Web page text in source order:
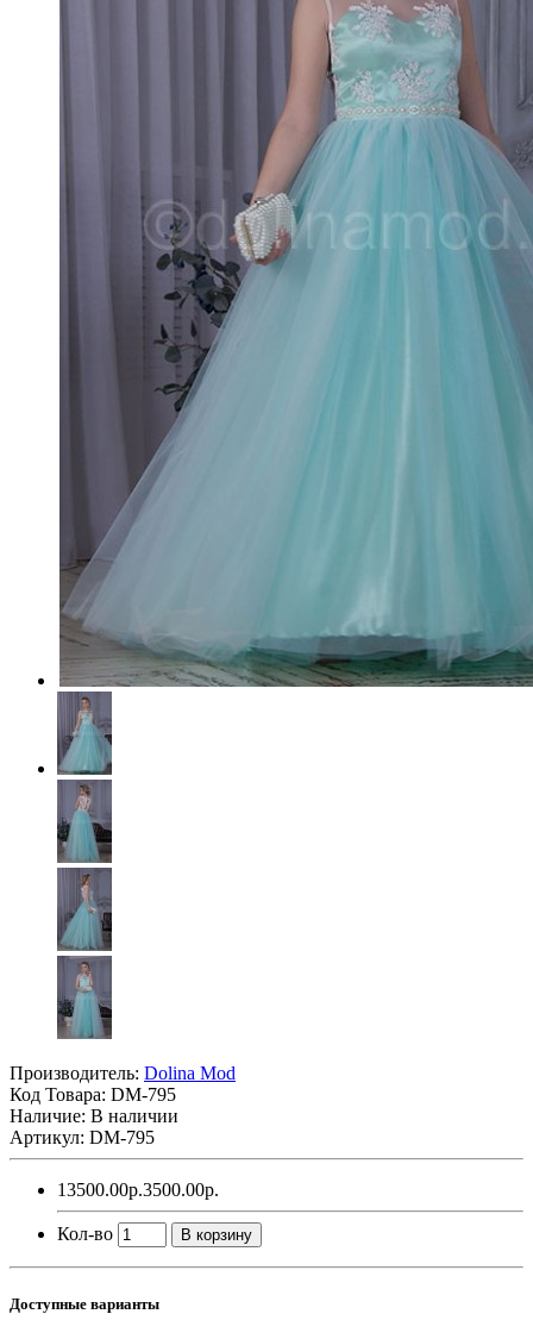
Производитель: Dolina Mod
Код Товара: DM-795
Наличие: В наличии
Артикул: DM-795
13500.00р.3500.00р.
Кол-во В корзину
Доступные варианты